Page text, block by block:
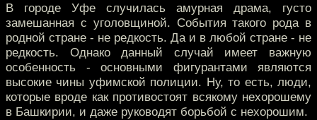
В городе Уфе случилась амурная драма, густо
замешанная с уголовщиной. События такого рода в
родной стране - не редкость. Да и в любой стране - не
редкость. Однако данный случай имеет важную
особенность - основными фигурантами являются
высокие чины уфимской полиции. Ну, то есть, люди,
которые вроде как противостоят всякому нехорошему
в Башкирии, и даже руководят борьбой с нехорошим.